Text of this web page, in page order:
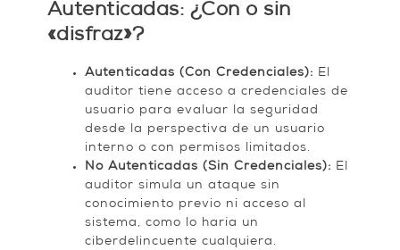
Autenticadas: ¿Con o sin
«disfraz»?
Autenticadas (Con Credenciales): El
auditor tiene acceso a credenciales de
usuario para evaluar la seguridad
desde la perspectiva de un usuario
interno o con permisos limitados.
No Autenticadas (Sin Credenciales): El
auditor simula un ataque sin
conocimiento previo ni acceso al
sistema, como lo haría un
ciberdelincuente cualquiera.